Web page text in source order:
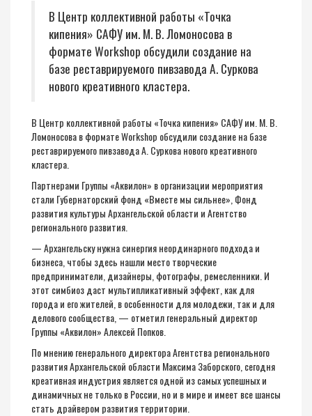
В Центр коллективной работы «Точка
кипения» САФУ им. М. В. Ломоносова в
формате Workshop обсудили создание на
базе реставрируемого пивзавода А. Суркова
нового креативного кластера.
В Центр коллективной работы «Точка кипения» САФУ им. М. В.
Ломоносова в формате Workshop обсудили создание на базе
реставрируемого пивзавода А. Суркова нового креативного
кластера.
Партнерами Группы «Аквилон» в организации мероприятия
стали Губернаторский фонд «Вместе мы сильнее», Фонд
развития культуры Архангельской области и Агентство
регионального развития.
— Архангельску нужна синергия неординарного подхода и
бизнеса, чтобы здесь нашли место творческие
предприниматели, дизайнеры, фотографы, ремесленники. И
этот симбиоз даст мультипликативный эффект, как для
города и его жителей, в особенности для молодежи, так и для
делового сообщества, — отметил генеральный директор
Группы «Аквилон» Алексей Попков.
По мнению генерального директора Агентства регионального
развития Архангельской области Максима Заборского, сегодня
креативная индустрия является одной из самых успешных и
динамичных не только в России, но и в мире и имеет все шансы
стать драйвером развития территории.